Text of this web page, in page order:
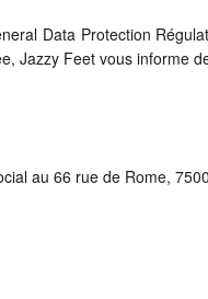
Data Protection
Jazzy Feet vous informe
au 66 rue de Rome,